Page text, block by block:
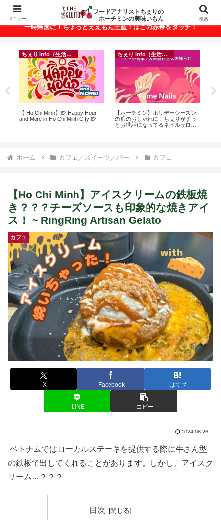
ベトナム・ホーチミンの美味いもんが満載！
一時帰国に！ちょっとええもん土産！はこの赤帯をタッチ！
ちぇり info（生活情報）
【 Ho Chi Minh】🍺 Happy Hour
and More in Ho Chi Minh CIty 🍺
ちぇり info（生活情報）
【ホーチミン】ホリデーシーズン
の爪のおしゃれに！ちぇりがずっ
とお世話になってるネイルサロン
ホーム カフェ／スイーツ／バー カフェ
【Ho Chi Minh】アイスクリームの鉄板焼
き？？？チーズソースも印象的な焼きアイ
ス！ ~ RingRing Artisan Gelato
カフェ
X Facebook はてブ
LINE コピー
2024.08.26
ベトナムではローカルステーキを提供する際に牛さん型
の鉄板で出してくれることがあります。しかし、アイスク
リーム…？？？
目次
メニュー
フードアナリストちぇりの
ホーチミンの美味いもん
検索